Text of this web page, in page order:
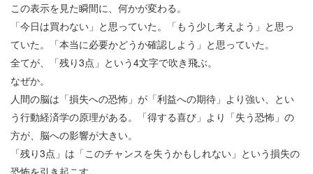
この表示を見た瞬間に、何かが変わる。
「今日は買わない」と思っていた。「もう少し考えよう」と思っ
ていた。「本当に必要かどうか確認しよう」と思っていた。
全てが、「残り3点」という4文字で吹き飛ぶ。
なぜか。
人間の脳は「損失への恐怖」が「利益への期待」より強い、とい
う行動経済学の原理がある。「得する喜び」より「失う恐怖」の
方が、脳への影響が大きい。
「残り3点」は「このチャンスを失うかもしれない」という損失の